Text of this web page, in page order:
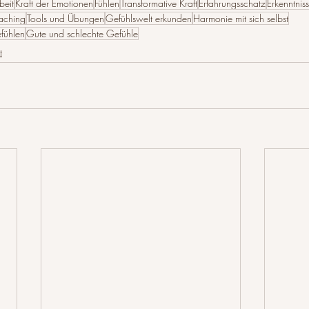
Kraft der Emotionen Fühlen Transformative KraftErfahrungsschatz
Tools und ÜbungenGefühlswelt erkunden Harmonie mit sich selbst
Gute und schlechte Gefühle